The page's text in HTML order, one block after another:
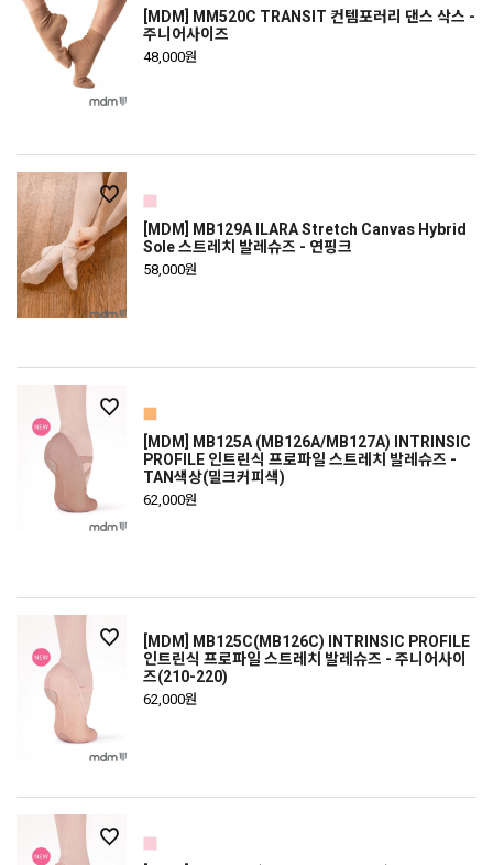
[MDM] MM520C TRANSIT 컨템포러리 댄스 삭스 -
주니어사이즈
48,000원
[MDM] MB129A ILARA Stretch Canvas Hybrid
Sole 스트레치 발레슈즈 - 연핑크
58,000원
[MDM] MB125A (MB126A/MB127A) INTRINSIC
PROFILE 인트린식 프로파일 스트레치 발레슈즈 -
TAN색상(밀크커피색)
62,000원
[MDM] MB125C(MB126C) INTRINSIC PROFILE
인트린식 프로파일 스트레치 발레슈즈 - 주니어사이
즈(210-220)
62,000원